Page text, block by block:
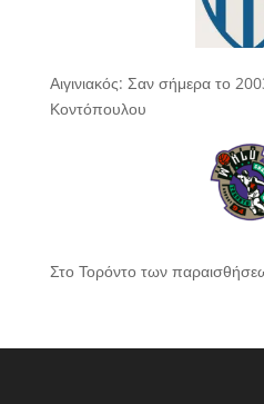
Αιγινιακός: Σαν σήμερα το
Κοντόπουλου
Στο Τορόντο των